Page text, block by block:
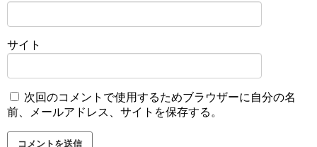
サイト
次回のコメントで使用するためブラウザーに自分の名
前、メールアドレス、サイトを保存する。